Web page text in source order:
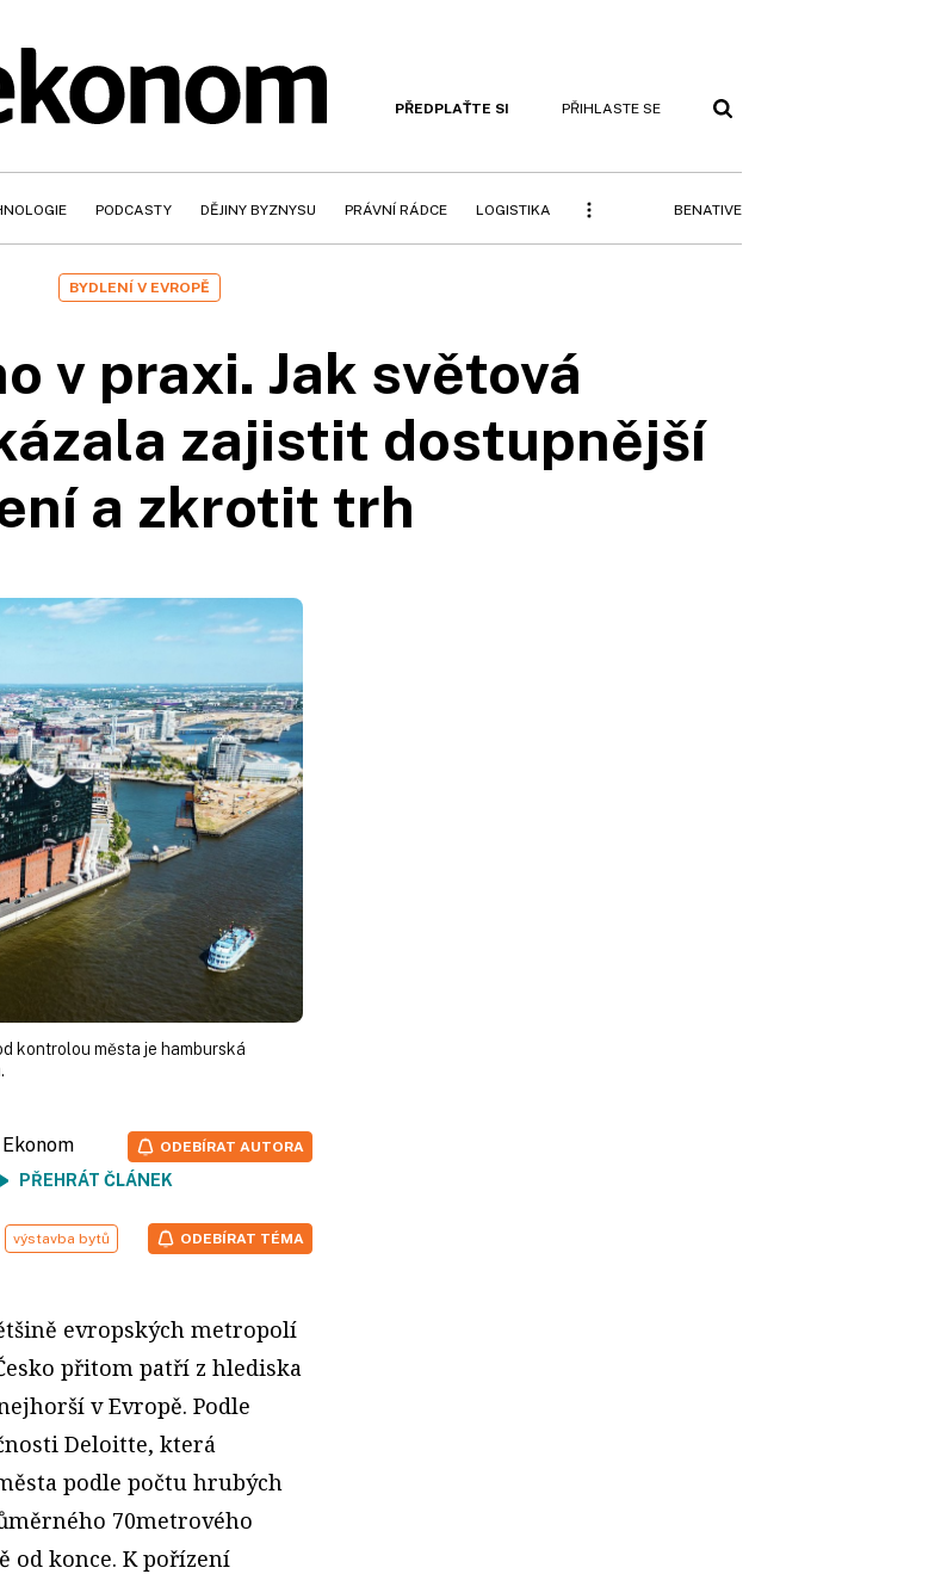
PŘEDPLAŤTE SI PŘIHLASTE SE
PODCASTY DĚJINY BYZNYSU PRÁVNÍ RÁDCE LOGISTIKA BENATIVE
BYDLENÍ V EVROPĚ
v praxi. Jak světová
zajistit dostupnější
a zkrotit trh
kontrolou města je hamburská
PŘEHRÁT ČLÁNEK
ODEBÍRAT AUTORA
výstavba bytů ODEBÍRAT TÉMA
evropských metropolí
přitom patří z hlediska
v Evropě. Podle
Deloitte, která
podle počtu hrubých
70metrového
od konce. K pořízení